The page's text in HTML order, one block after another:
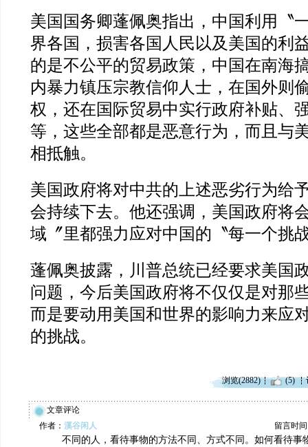
美国国务卿蓬佩奥指出，中国利用〝
界各国，损害各国人民以及美国的利
的是不公平的贸易政策，中国在南海
内暴力镇压宗教信仰人士，在国外则
权，还在国际贸易中实行政府补贴、
等，这些全部都是恶意行为，而且与
相抵触。
美国政府将对中共的上述恶劣行为给
会持续下去。他还强调，美国政府将
域〞里都强力应对中国的〝每一个挑
蓬佩奥披露，川普总统已经要求美国
问题，今后美国政府将不仅仅是对那
而是要动用美国和世界的影响力来应
的挑战。
浏览(2882) (5)
文章评论
作者： 溪谷闲人 留言时间
不同的人，看待事物的方法不同、方式不同。如何看待事